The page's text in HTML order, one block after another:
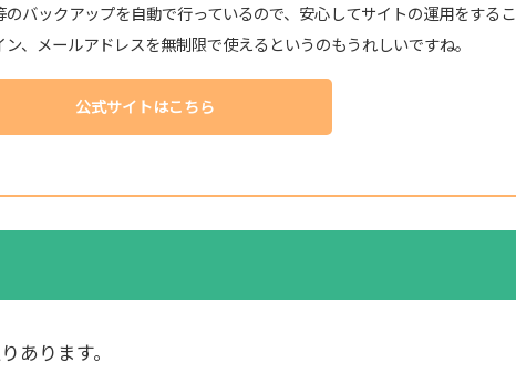
バックアップを自動で行っているので、安心してサイトの運用をするこ
、メールアドレスを無制限で使えるというのもうれしいですね。
公式サイトはこちら
あります。